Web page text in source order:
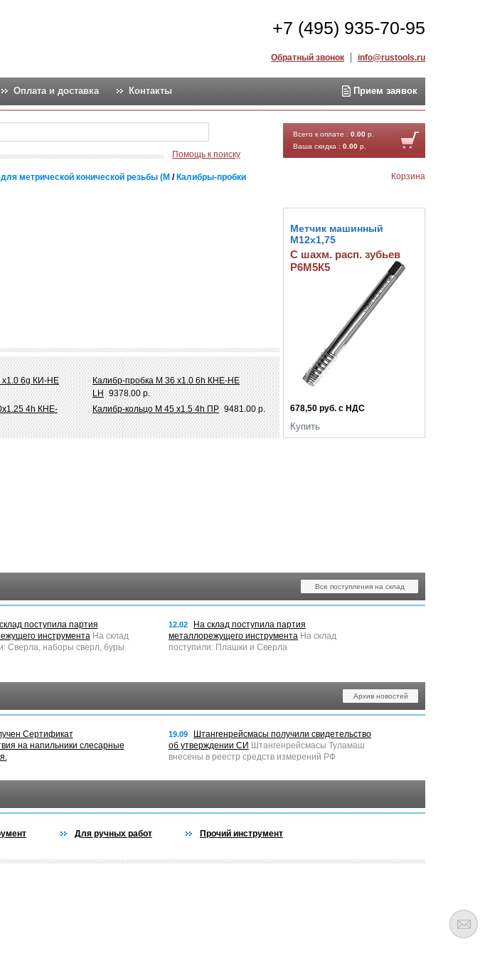
+7 (495) 935-70-95
Обратный звонок info@rustools.ru
Оплата и доставка Контакты Прием заявок
Помощь к поиску
Всего к оплате : 0.00 р.
Ваша скидка : 0.00 р.
Корзина
метрической конической резьбы (М / Калибры-пробки
х1.0 6g КИ-НЕ
Калибр-пробка М 36 х1.0 6h КНЕ-НЕ
LH 9378.00 р.
4h КНЕ-
Калибр-кольцо М 45 х1.5 4h ПР 9481.00 р. 678,50 руб. с НДС
Купить
Метчик машинный
М12х1,75
С шахм. расп. зубьев
Р6М5К5
Все поступления на склад
поступила партия
инструментаНа склад
Сверла, наборы сверл, буры
12.02
На склад поступила партия
металлорежущего инструмента На склад
поступили: Плашки и Сверла
Архив новостей
Сертификат
на напильники слесарные
19.09
Штангенрейсмасы получили свидетельство
об утверждении СИ Штангенрейсмасы Туламаш
внесены в реестр средств измерений РФ
Для ручных работ Прочий инструмент